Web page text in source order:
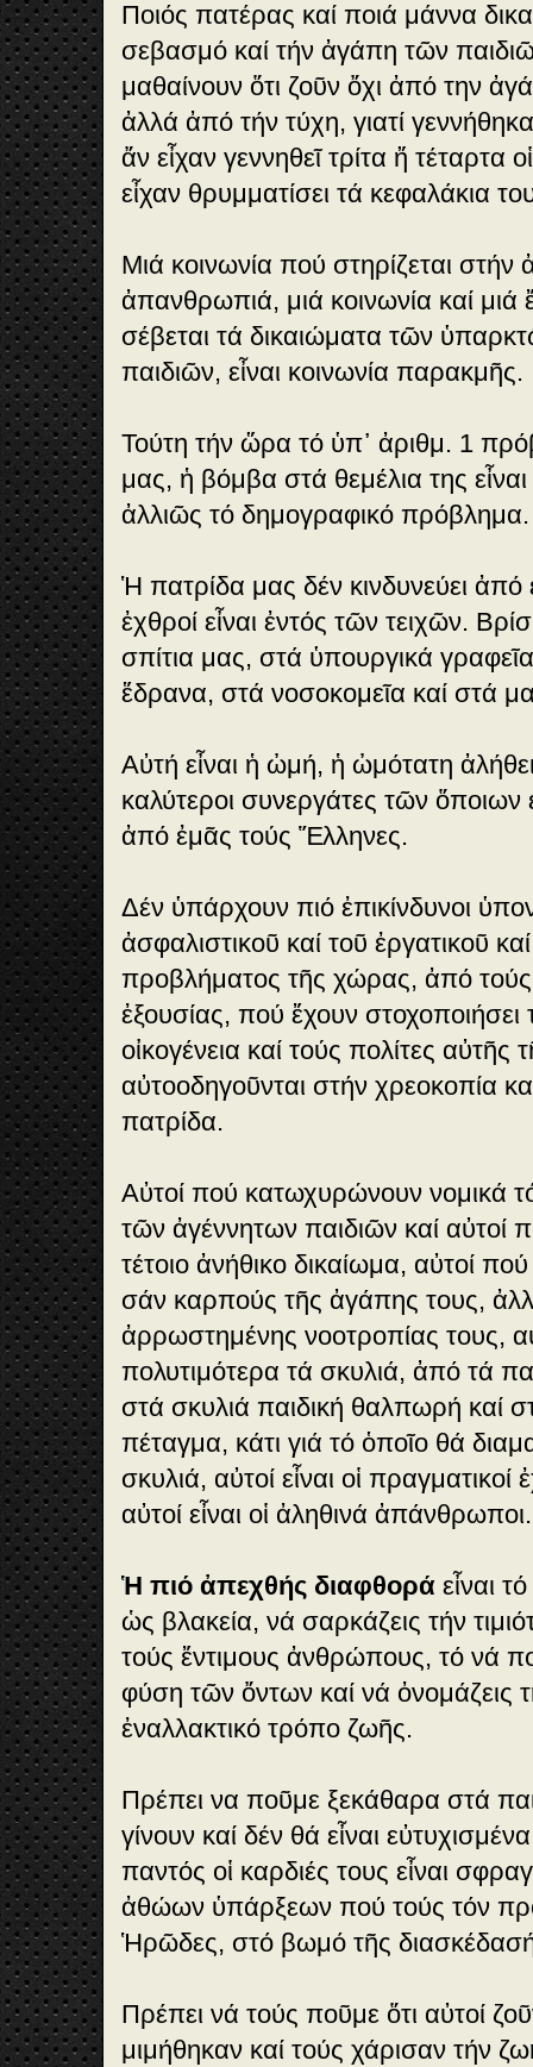
Ποιός πατέρας καί ποιά μάννα
σεβασμό καί τήν ἀγάπη τῶν
μαθαίνουν ὅτι ζοῦν ὄχι ἀπό την
ἀλλά ἀπό τήν τύχη, γιατί
ἄν εἶχαν γεννηθεῖ τρίτα ἤ τέταρτα
εἶχαν θρυμματίσει τά κεφαλάκια
Μιά κοινωνία πού στηρίζεται στήν
ἀπανθρωπιά, μιά κοινωνία καί
σέβεται τά δικαιώματα τῶν
παιδιῶν, εἶναι κοινωνία παρακμῆς.
Τούτη τήν ὥρα τό ὑπ᾽ ἀριθμ. 1
μας, ἡ βόμβα στά θεμέλια της
ἀλλιῶς τό δημογραφικό πρόβλημα.
Ἡ πατρίδα μας δέν κινδυνεύει ἀπό
ἐχθροί εἶναι ἐντός τῶν τειχῶν.
σπίτια μας, στά ὑπουργικά
ἕδρανα, στά νοσοκομεῖα καί στά
Αὐτή εἶναι ἡ ὠμή, ἡ ὠμότατη
καλύτεροι συνεργάτες τῶν
ἀπό ἐμᾶς τούς Ἕλληνες.
Δέν ὑπάρχουν πιό ἐπικίνδυνοι
ἀσφαλιστικοῦ καί τοῦ ἐργατικοῦ
προβλήματος τῆς χώρας, ἀπό
ἐξουσίας, πού ἔχουν στοχοποιήσει
οἰκογένεια καί τούς πολίτες
αὐτοοδηγοῦνται στήν χρεοκοπία
πατρίδα.
Αὐτοί πού κατωχυρώνουν νομικά
τῶν ἀγέννητων παιδιῶν καί αὐτοί
τέτοιο ἀνήθικο δικαίωμα, αὐτοί
σάν καρπούς τῆς ἀγάπης τους,
ἀρρωστημένης νοοτροπίας τους,
πολυτιμότερα τά σκυλιά, ἀπό τά
στά σκυλιά παιδική θαλπωρή καί
πέταγμα, κάτι γιά τό ὁποῖο θά
σκυλιά, αὐτοί εἶναι οἱ πραγματικοί
αὐτοί εἶναι οἱ ἀληθινά ἀπάνθρωποι.
Ἡ πιό ἀπεχθής διαφθορά εἶναι
ὡς βλακεία, νά σαρκάζεις τήν
τούς ἔντιμους ἀνθρώπους, τό νά
φύση τῶν ὄντων καί νά ὀνομάζεις
ἐναλλακτικό τρόπο ζωῆς.
Πρέπει να ποῦμε ξεκάθαρα στά
γίνουν καί δέν θά εἶναι
παντός οἱ καρδιές τους εἶναι
ἀθώων ὑπάρξεων πού τούς τόν
Ἡρῶδες, στό βωμό τῆς
Πρέπει νά τούς ποῦμε ὅτι αὐτοί
μιμήθηκαν καί τούς χάρισαν τήν